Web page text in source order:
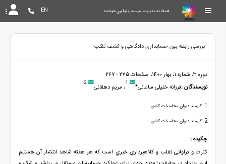
فصلنامه مدیریت سیستم و نوآوری هوشمند EN
بررسی رابطه بین حسابداری دادگاهی و کشف تقلب
دوره 3، شماره 1، بهار 1400، صفحات 275 - 267
نویسندگان :فرزانه خلیلی سامانی* 1، مریم دهقانی 2
1- کارمند دیوان محاسبات کشور
2- کارمند دیوان محاسبات کشور
چکیده :
کثرت و فراوانی تقلب و کلاهبرداري خبري است که هر هفته شاهد انتشار آن هستیم